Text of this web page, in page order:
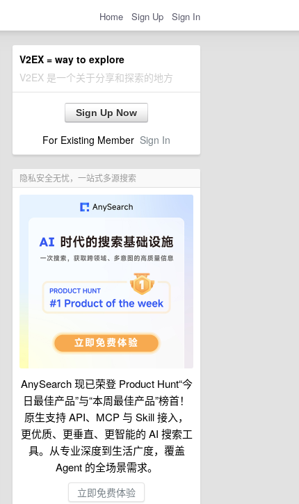
Home Sign Up Sign In
V2EX = way to explore
V2EX 是一个关于分享和探索的地方
Sign Up Now
For Existing Member Sign In
隐私安全无忧，一站式多源搜索
AnySearch 现已荣登 Product Hunt“今
日最佳产品”与“本周最佳产品”榜首！
原生支持 API、MCP 与 Skill 接入，
更优质、更垂直、更智能的 AI 搜索工
具。从专业深度到生活广度，覆盖
Agent 的全场景需求。
立即免费体验